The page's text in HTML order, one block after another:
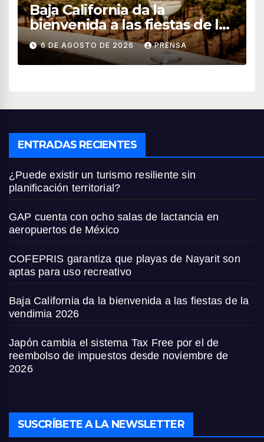
Baja California da la
bienvenida a las fiestas de la
vendimia 2026
6 DE AGOSTO DE 2026 PRENSA
ENTRADAS RECIENTES
¿Puede existir un turismo resiliente sin
planificación territorial?
GAP cuenta con ocho salas de lactancia en
aeropuertos de México
COFEPRIS garantiza que playas de Nayarit son
aptas para uso recreativo
Baja California da la bienvenida a las fiestas de la
vendimia 2026
Japón cambia el sistema Tax Free por el de
reembolso de impuestos desde noviembre de
2026
SUSCRÍBETE A LA NEWSLETTER